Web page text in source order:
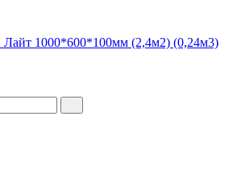
Лайт 1000*600*100мм (2,4м2) (0,24м3)